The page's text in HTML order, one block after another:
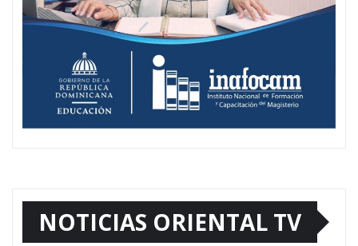
NOTICIAS ORIENTAL TV